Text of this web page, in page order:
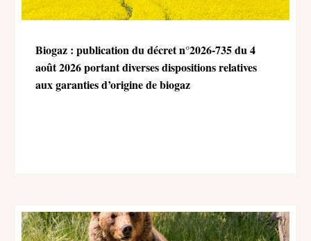
Biogaz : publication du décret n°2026-735 du 4
août 2026 portant diverses dispositions relatives
aux garanties d’origine de biogaz